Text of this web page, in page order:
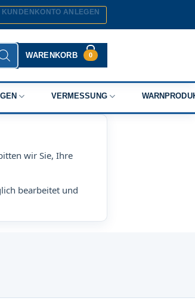
ANLEGEN
WARENKORB 0
VERMESSUNG
wir Sie, Ihre
bearbeitet und